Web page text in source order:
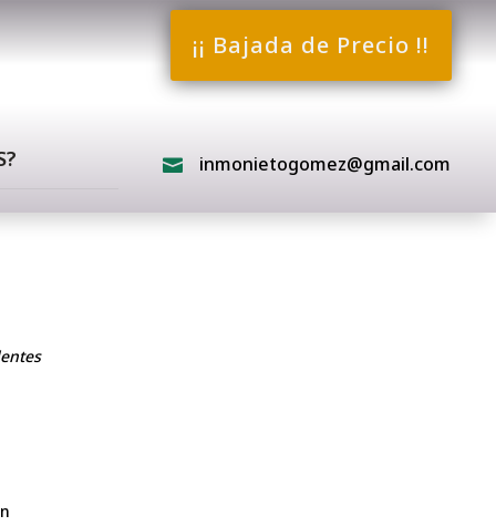
¡¡ Bajada de Precio !!
 inmonietogomez@gmail.com